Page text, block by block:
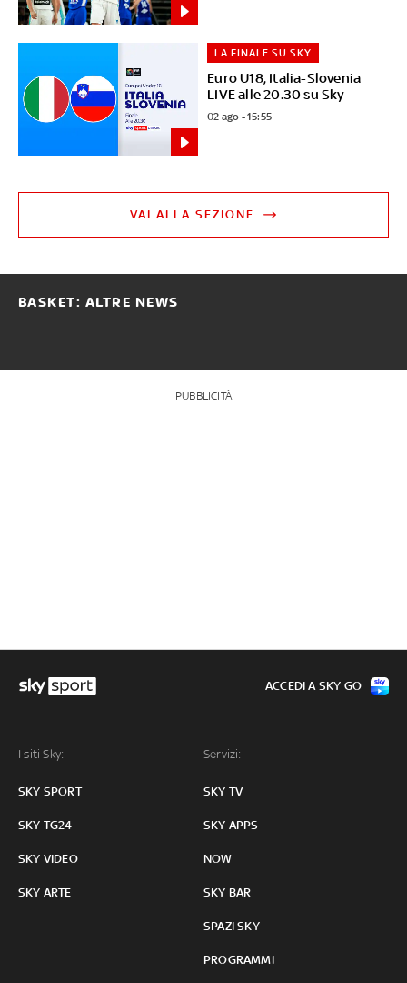
Euro U18, Italia-Slovenia
LIVE alle 20.30 su Sky
LA FINALE SU SKY
02 ago - 15:55
VAI ALLA SEZIONE
BASKET: ALTRE NEWS
PUBBLICITÀ
I siti Sky:
SKY SPORT
SKY TG24
SKY VIDEO
SKY ARTE
Servizi:
SKY TV
SKY APPS
NOW
SKY BAR
SPAZI SKY
PROGRAMMI
ACCEDI A SKY GO